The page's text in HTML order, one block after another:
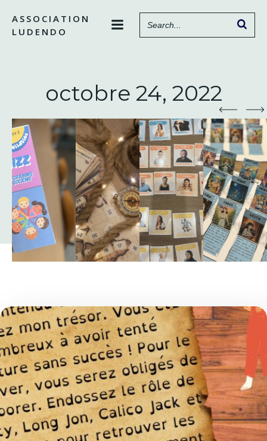
contenu
ASSOCIATION
LUDENDO
octobre 24, 2022